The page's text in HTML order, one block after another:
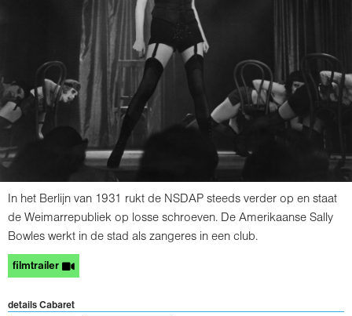
In het Berlijn van 1931 rukt de NSDAP steeds verder op en staat
de Weimarrepubliek op losse schroeven. De Amerikaanse Sally
Bowles werkt in de stad als zangeres in een club.
filmtrailer
details Cabaret